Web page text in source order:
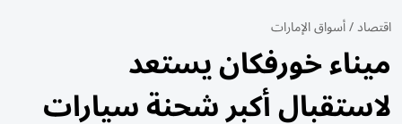
اقتصاد/أسواق الإمارات
ميناء خورفكان يستعد
لاستقبال أكبر شحنة سيارات